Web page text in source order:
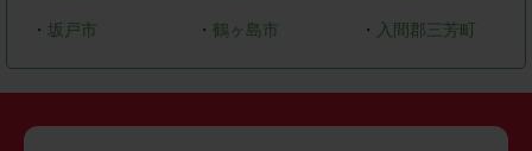
・ 坂戸市 ・ 鶴ヶ島市 ・ 入間郡三芳町